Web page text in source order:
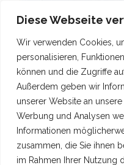
Diese Webseite
Wir verwenden Cookies,
personalisieren,
können und die Zugriffe
Außerdem geben wir
unserer Website an
Werbung und Analysen
Informationen
zusammen, die Sie ihnen
im Rahmen Ihrer Nutzung